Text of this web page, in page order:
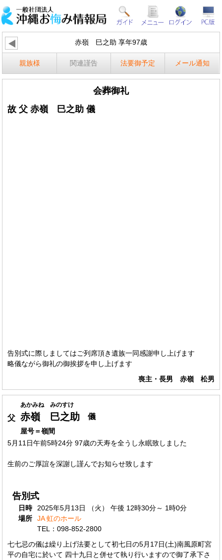
赤嶺 巳之助 享年97歳
親族様 関連謹告 法要御予定 メール通知
会葬御礼
故 父 赤嶺 巳之助 儀
告別式に際しましてはご列席頂き遺族一同感謝申し上げます
略儀ながら御礼の御挨拶を申し上げます
喪主・長男 赤嶺 松男
あかみね みのすけ
父 赤嶺 巳之助 儀
屋号＝嶺間
5月11日午前5時24分 97歳の天寿を全うし永眠致しました
生前のご厚誼を深謝し謹んでお知らせ致します
告別式
日時
2025年5月13日 （火） 午後 12時30分～ 1時0分
場所
JA 虹のホール
TEL：098-852-2800
七七忌の儀は繰り上げ法要として初七日の5月17日(土)南風原町宮
平の自宅に於いて 四十九日と併せて執り行いますので御了承下さ